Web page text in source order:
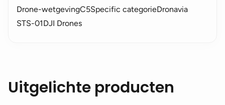
Drone-wetgevingC5Specific categorieDronavia
STS-01DJI Drones
Uitgelichte producten